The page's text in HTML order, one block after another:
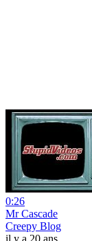
0:26
Mr Cascade
Creepy Blog